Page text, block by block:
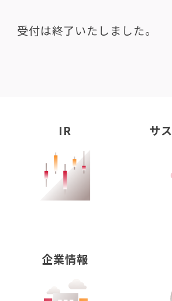
受付は終了いたしました。
IR サ
企業情報